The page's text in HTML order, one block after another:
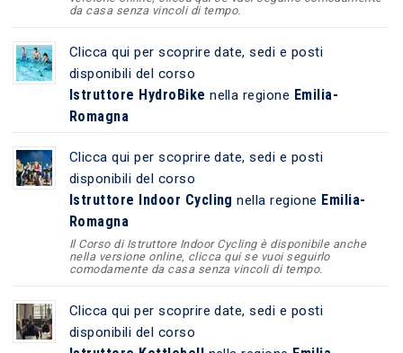
da casa senza vincoli di tempo.
Clicca qui per scoprire date, sedi e posti
disponibili del corso
Istruttore HydroBike nella regione Emilia-
Romagna
Clicca qui per scoprire date, sedi e posti
disponibili del corso
Istruttore Indoor Cycling nella regione Emilia-
Romagna
Il Corso di Istruttore Indoor Cycling è disponibile anche
nella versione online, clicca qui se vuoi seguirlo
comodamente da casa senza vincoli di tempo.
Clicca qui per scoprire date, sedi e posti
disponibili del corso